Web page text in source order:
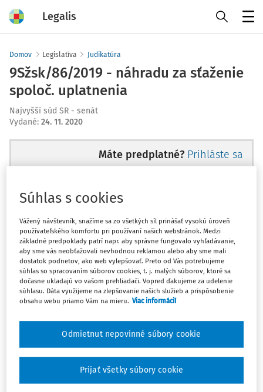
Legalis
Domov Legislatíva Judikatúra
9Sžsk/86/2019 - náhradu za sťaženie
spoloč. uplatnenia
Najvyšší súd SR - senát
Vydané: 24. 11. 2020
Máte predplatné? Prihláste sa
Ups, zatiaľ ste si prečítali len
začiatok...
Celý odborný obsah z tejto oblasti je
dostupný predplatiteľom portálu.
Odomknite si prístup k odbornému
obsahu a získajte prístup na 10 dní
zdarma, stačí sa len zaregistrovať.
Vďaka registrácii získate prístup aj k
Súhlas s cookies
Vážený návštevník, snažíme sa zo všetkých síl prinášať vysokú úroveň
používateľského komfortu pri používaní našich webstránok. Medzi
základné predpoklady patrí napr. aby správne fungovalo vyhľadávanie,
aby sme vás neobťažovali nevhodnou reklamou alebo aby sme mali
dostatok podnetov, ako web vylepšovať. Preto od Vás potrebujeme
súhlas so spracovaním súborov cookies, t. j. malých súborov, ktoré sa
dočasne ukladajú vo vašom prehliadači. Vopred ďakujeme za udelenie
súhlasu. Dáta využijeme na zlepšovanie našich služieb a prispôsobenie
obsahu webu priamo Vám na mieru. Viac informácií
Odmietnut nepovinné súbory cookie
Prijať všetky súbory cookie